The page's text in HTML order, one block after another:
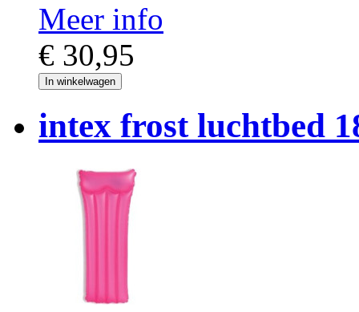
Meer info
€ 30,95
In winkelwagen
intex frost luchtbed